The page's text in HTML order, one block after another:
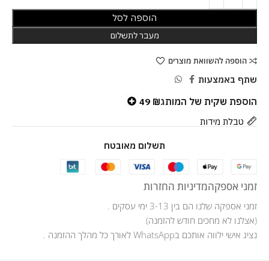
הוספה לסל
מעבר לתשלום
הוספה להשוואת מוצרים
שתף באמצעות
הוספת שקית של המותג 49 ₪
טבלת מידות
תשלום מאובטח
זמני אספקהמדיניות החזרות
זמני אספקה שלנו הם בין 3-13 ימי עסקים .
(אצלנו לא מחכים חודש להזמנה)
נציג אישי ילווה אותכם בWhatsApp לאורך כל מהלך ההזמנה .